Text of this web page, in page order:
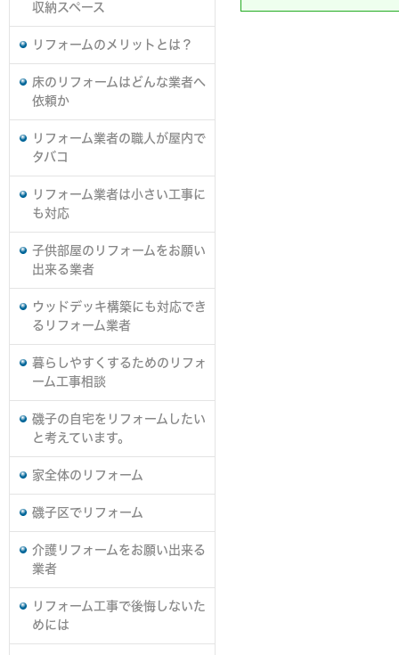
収納スペース
リフォームのメリットとは？
床のリフォームはどんな業者へ
依頼か
リフォーム業者の職人が屋内で
タバコ
リフォーム業者は小さい工事に
も対応
子供部屋のリフォームをお願い
出来る業者
ウッドデッキ構築にも対応でき
るリフォーム業者
暮らしやすくするためのリフォ
ーム工事相談
磯子の自宅をリフォームしたい
と考えています。
家全体のリフォーム
磯子区でリフォーム
介護リフォームをお願い出来る
業者
リフォーム工事で後悔しないた
めには